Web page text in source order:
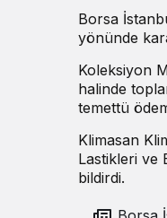
Borsa
yönünde
Koleksiyon
halinde
temettü
Klimasan
Lastikleri ve
bildirdi.